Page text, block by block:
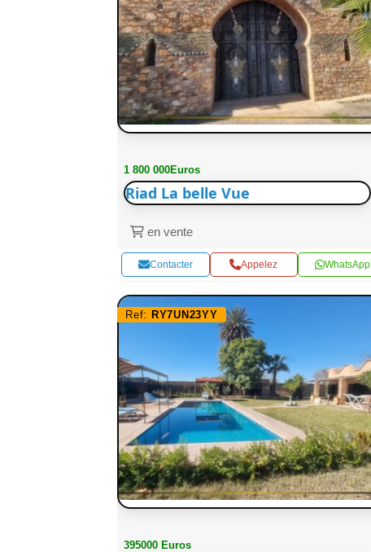
1 800 000Euros
Riad La belle Vue
en vente
Contacter Appelez WhatsApp
Ref: RY7UN23YY
395000 Euros